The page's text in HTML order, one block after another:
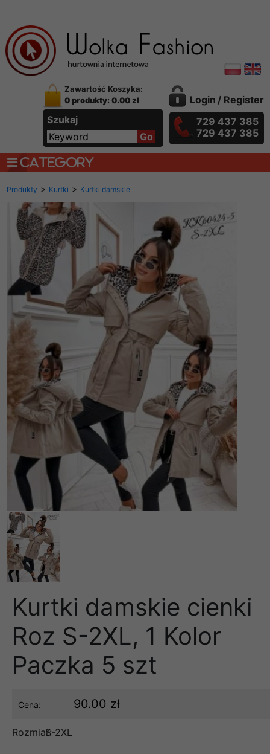
Zawartość Koszyka:
0 produkty: 0.00 zł
Szukaj
Login / Register
729 437 385
729 437 385
CATEGORY
Produkty > Kurtki > Kurtki damskie
Kurtki damskie cienki
Roz S-2XL, 1 Kolor
Paczka 5 szt
Cena: 90.00 zł
Rozmiar:S-2XL